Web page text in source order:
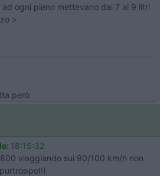
ogni pieno mettevano dai 7 ai 9 litri
>
però
18:15:32
viaggiando sui 90/100 km/h non